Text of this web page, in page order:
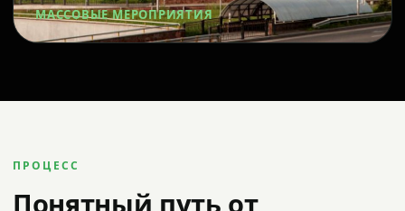
МАССОВЫЕ МЕРОПРИЯТИЯ
ПРОЦЕСС
Понятный путь от